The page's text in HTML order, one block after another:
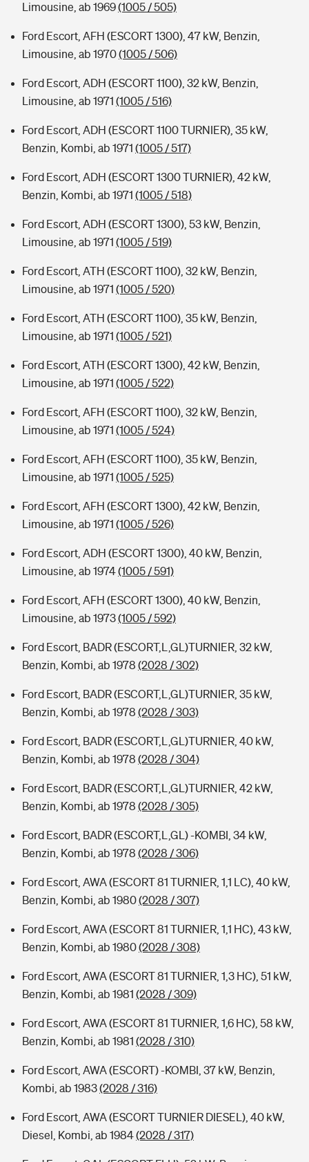
Limousine, ab 1969(1005 / 505)
Ford Escort, AFH (ESCORT 1300), 47 kW, Benzin,
Limousine, ab 1970(1005 / 506)
Ford Escort, ADH (ESCORT 1100), 32 kW, Benzin,
Limousine, ab 1971 (1005 / 516)
Ford Escort, ADH (ESCORT 1100 TURNIER), 35 kW,
Benzin, Kombi, ab 1971 (1005 / 517)
Ford Escort, ADH (ESCORT 1300 TURNIER), 42 kW,
Benzin, Kombi, ab 1971 (1005 / 518)
Ford Escort, ADH (ESCORT 1300), 53 kW, Benzin,
Limousine, ab 1971 (1005 / 519)
Ford Escort, ATH (ESCORT 1100), 32 kW, Benzin,
Limousine, ab 1971 (1005 / 520)
Ford Escort, ATH (ESCORT 1100), 35 kW, Benzin,
Limousine, ab 1971 (1005 / 521)
Ford Escort, ATH (ESCORT 1300), 42 kW, Benzin,
Limousine, ab 1971 (1005 / 522)
Ford Escort, AFH (ESCORT 1100), 32 kW, Benzin,
Limousine, ab 1971 (1005 / 524)
Ford Escort, AFH (ESCORT 1100), 35 kW, Benzin,
Limousine, ab 1971 (1005 / 525)
Ford Escort, AFH (ESCORT 1300), 42 kW, Benzin,
Limousine, ab 1971 (1005 / 526)
Ford Escort, ADH (ESCORT 1300), 40 kW, Benzin,
Limousine, ab 1974(1005 / 591)
Ford Escort, AFH (ESCORT 1300), 40 kW, Benzin,
Limousine, ab 1973(1005 / 592)
Ford Escort, BADR (ESCORT,L,GL)TURNIER, 32 kW,
Benzin, Kombi, ab 1978 (2028 / 302)
Ford Escort, BADR (ESCORT,L,GL)TURNIER, 35 kW,
Benzin, Kombi, ab 1978 (2028 / 303)
Ford Escort, BADR (ESCORT,L,GL)TURNIER, 40 kW,
Benzin, Kombi, ab 1978 (2028 / 304)
Ford Escort, BADR (ESCORT,L,GL)TURNIER, 42 kW,
Benzin, Kombi, ab 1978 (2028 / 305)
Ford Escort, BADR (ESCORT,L,GL) -KOMBI, 34 kW,
Benzin, Kombi, ab 1978 (2028 / 306)
Ford Escort, AWA (ESCORT 81 TURNIER, 1,1 LC), 40 kW,
Benzin, Kombi, ab 1980(2028 / 307)
Ford Escort, AWA (ESCORT 81 TURNIER, 1,1 HC), 43 kW,
Benzin, Kombi, ab 1980(2028 / 308)
Ford Escort, AWA (ESCORT 81 TURNIER, 1,3 HC), 51 kW,
Benzin, Kombi, ab 1981 (2028 / 309)
Ford Escort, AWA (ESCORT 81 TURNIER, 1,6 HC), 58 kW,
Benzin, Kombi, ab 1981 (2028 / 310)
Ford Escort, AWA (ESCORT) -KOMBI, 37 kW, Benzin,
Kombi, ab 1983(2028 / 316)
Ford Escort, AWA (ESCORT TURNIER DIESEL), 40 kW,
Diesel, Kombi, ab 1984(2028 / 317)